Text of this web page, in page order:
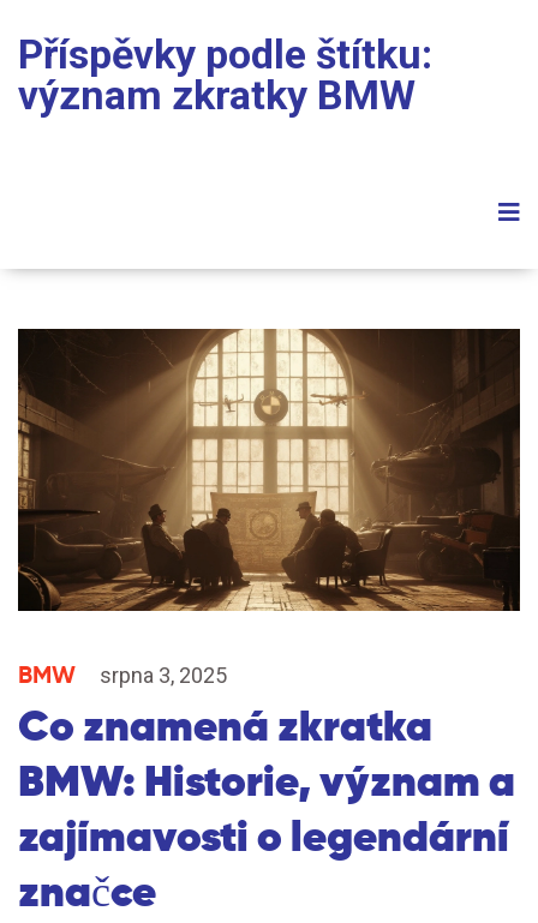
Příspěvky podle štítku:
význam zkratky BMW
BMW srpna 3, 2025
Co znamená zkratka
BMW: Historie, význam a
zajímavosti o legendární
značce